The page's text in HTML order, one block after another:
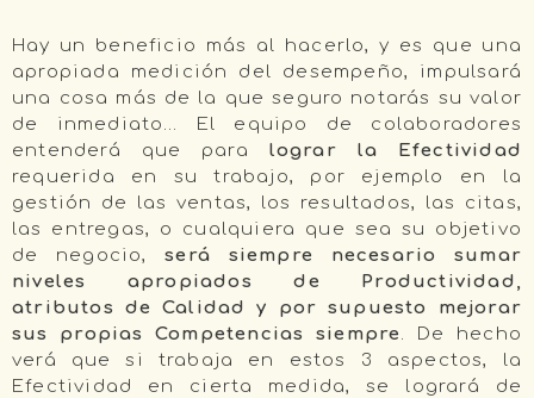
Hay un beneficio más al hacerlo, y es que una
apropiada medición del desempeño, impulsará
una cosa más de la que seguro notarás su valor
de inmediato… El equipo de colaboradores
entenderá que para
lograr la Efectividad
requerida en su trabajo, por ejemplo en la
gestión de las ventas, los resultados, las citas,
las entregas, o cualquiera que sea su objetivo
de negocio,será siempre necesario sumar
niveles apropiados de Productividad,
atributos de Calidad y por supuesto mejorar
sus propias Competencias siempre. De hecho
verá que si trabaja en estos 3 aspectos, la
Efectividad en cierta medida, se logrará de